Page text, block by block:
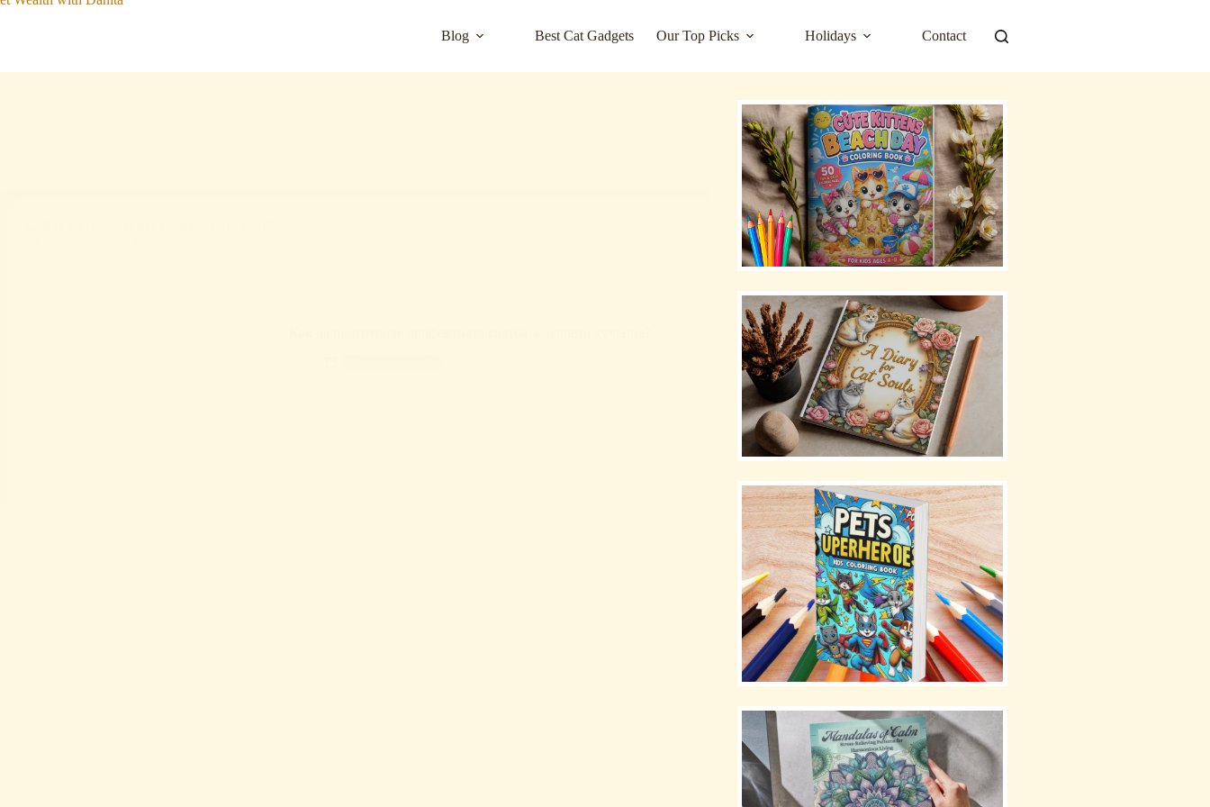
Blog Best Cat Gadgets Our Top Picks Holidays Contact